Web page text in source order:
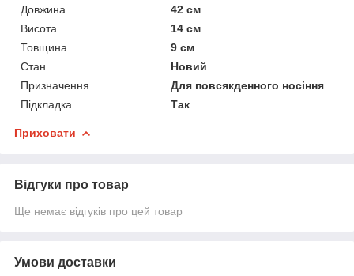
Довжина
42 см
Висота
14 см
Товщина
9 см
Стан
Новий
Призначення
Для повсякденного носіння
Підкладка
Так
Приховати
Відгуки про товар
Ще немає відгуків про цей товар
Умови доставки